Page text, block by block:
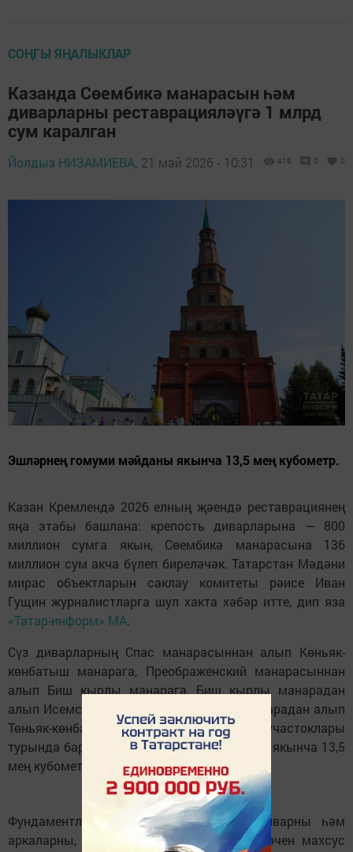
СОҢГЫ ЯҢАЛЫКЛАР
Казанда Сөембикә манарасын һәм
диварларны реставрацияләүгә 1 млрд
сум каралган
Йолдыз НИЗАМИЕВА, 21 май 2026 - 10:31 416 0 0
Эшләрнең гомуми мәйданы якынча 13,5 мең кубометр.
Казан Кремлендә 2026 елның җәендә реставрациянең
яңа этабы башлана: крепость диварларына — 800
миллион сумга якын, Сөембикә манарасына 136
миллион сум акча бүлеп биреләчәк. Татарстан Мәдәни
мирас объектларын саклау комитеты рәисе Иван
Гущин журналистларга шул хакта хәбәр итте, дип яза
«Татар-информ» МА.
Сүз диварларның Спас манарасыннан алып Көньяк-
көнбатыш манарага, Преображенский манарасыннан
алып Биш кырлы манарага, Биш кырлы манарадан
алып Исемсез манарага һәм Исемсез манарадан алып
Төньяк-көнбатыш манарага кадәрге участоклары
турында бара. Эшләрнең гомуми мәйданы якынча 13,5
мең кубометр.
Фундаментларны ныгытырга, кирпеч диварны һәм
аркаларны, шулай ук сугыш кораллары өчен махсус